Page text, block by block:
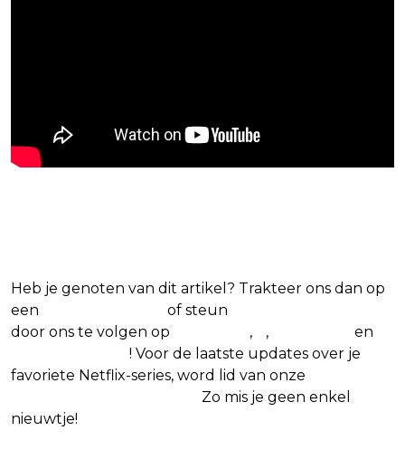
Heb je genoten van dit artikel? Trakteer ons dan op
een
of steun
door ons te volgen op
, ,
en
! Voor de laatste updates over je
favoriete Netflix-series, word lid van onze
Zo mis je geen enkel
nieuwtje!